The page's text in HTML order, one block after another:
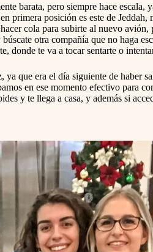
barata, pero siempre hace
primera posición es este de
cola para subirte al nuevo
otra compañía que no haga
donde te va a tocar sentarte o
que era el día siguiente de
en ese momento efectivo para
y te llega a casa, y además si